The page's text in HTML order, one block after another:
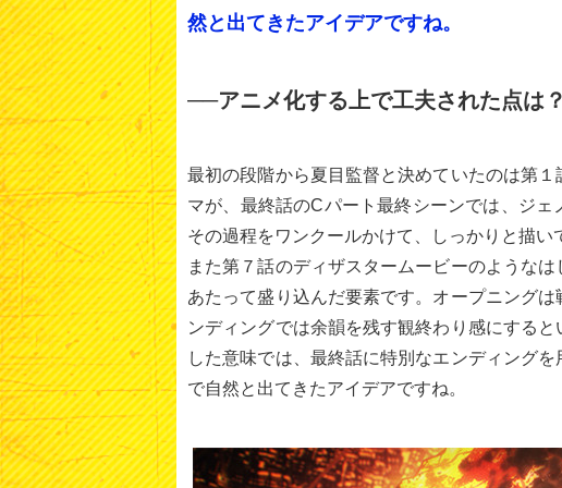
然と出てきたアイデアですね。
──アニメ化する上で工夫された点は？
最初の段階から夏目監督と決めていたのは第
マが、最終話のCパート最終シーンでは、ジェ
その過程をワンクールかけて、しっかりと描い
また第７話のディザスタームービーのような
あたって盛り込んだ要素です。オープニング
ンディングでは余韻を残す観終わり感にする
した意味では、最終話に特別なエンディング
で自然と出てきたアイデアですね。